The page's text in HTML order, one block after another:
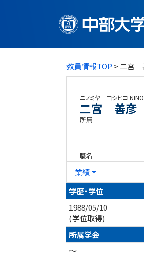
教員情報TOP > 二宮
ニノミヤ ヨシヒコ
二宮 善彦
所属
職名
業績
学歴・学位
1988/05/10
(学位取得)
所属学会
～